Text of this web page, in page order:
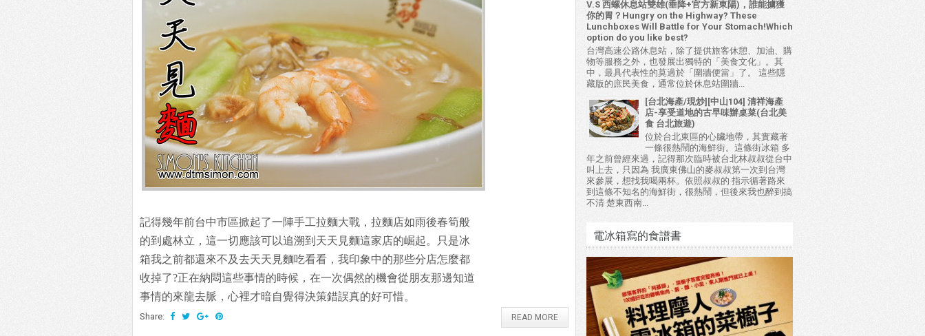
記得幾年前台中市區掀起了一陣手工拉麵大戰，拉麵店如雨後春筍般
的到處林立，這一切應該可以追溯到天天見麵這家店的崛起。只是冰
箱我之前都還來不及去天天見麵吃看看，我印象中的那些分店怎麼都
收掉了?正在納悶這些事情的時候，在一次偶然的機會從朋友那邊知道
事情的來龍去脈，心裡才暗自覺得決策錯誤真的好可惜。
Share: READ MORE
V.S 西螺休息站雙雄(垂降+官方新東陽)，誰能擄獲
你的胃？Hungry on the Highway? These
Lunchboxes Will Battle for Your Stomach!Which
option do you like best?
台灣高速公路休息站，除了提供旅客休憩、加油、購
物等服務之外，也發展出獨特的「美食文化」。其
中，最具代表性的莫過於「圍牆便當」了。 這些隱
藏版的庶民美食，通常位於休息站圍牆...
[台北海產/現炒][中山104] 清祥海產
店-享受道地的古早味辦桌菜(台北美
食 台北旅遊)
位於台北東區的心臟地帶，其實藏著
一條很熱鬧的海鮮街。這條街冰箱 多
年之前曾經來過，記得那次臨時被台北林叔叔從台中
叫上去，只因為 我廣東佛山的麥叔叔第一次到台灣
來參展，想找我喝兩杯。依照叔叔的 指示循著路來
到這條不知名的海鮮街，很熱鬧，但後來我也醉到搞
不清 楚東西南...
電冰箱寫的食譜書